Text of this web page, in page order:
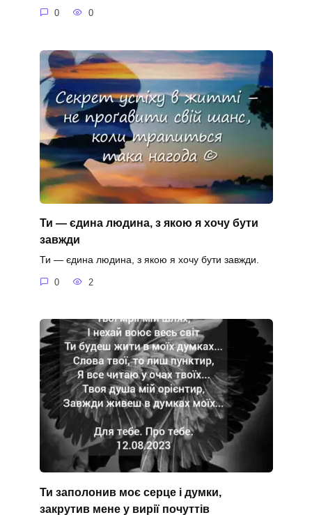
0 0
Ти — єдина людина, з якою я хочу бути
завжди
Ти — єдина людина, з якою я хочу бути завжди.
0 2
Ти заполонив моє серце і думки,
закрутив мене у вирії почуттів